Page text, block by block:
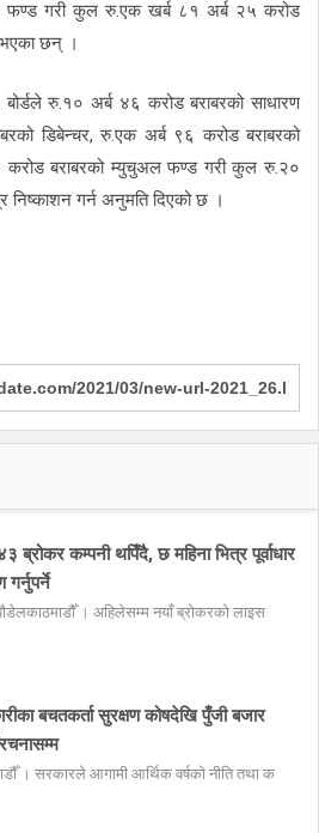
फण्ड गरी कुल रु.एक खर्ब ८१ अर्ब २५ करोड
भएका छन् ।
बोर्डले रु.१० अर्ब ४६ करोड बराबरको साधारण
डिबेन्चर, रु.एक अर्ब ९६ करोड बराबरको
बराबरको म्युचुअल फण्ड गरी कुल रु.२०
निष्काशन गर्न अनुमति दिएको छ ।
ब्रोकर कम्पनी थपिँदै, छ महिना भित्र पूर्वाधार
गर्नुपर्ने
। अहिलेसम्म नयाँ ब्रोकरको लाइस
बचतकर्ता सुरक्षण कोषदेखि पुँजी बजार
। सरकारले आगामी आर्थिक वर्षको नीति तथा क